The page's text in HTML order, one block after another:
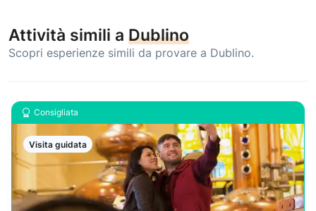
Attività simili a Dublino
Scopri esperienze simili da provare a Dublino.
Consigliata
Visita guidata